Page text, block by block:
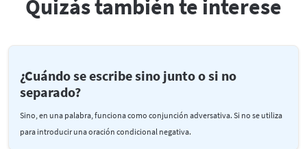
Quizás también te interese
¿Cuándo se escribe sino junto o si no
separado?
Sino, en una palabra, funciona como conjunción adversativa. Si no se utiliza
para introducir una oración condicional negativa.